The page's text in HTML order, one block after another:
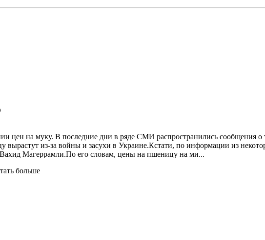
цен на муку. В последние дни в ряде СМИ распространились сообщения
вырастут из-за войны и засухи в Украине.Кстати, по информации из
Вахид Магеррамли.По его словам, цены на пшеницу на ми...
больше